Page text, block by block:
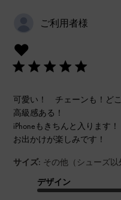
ご利用者様
❤️
可愛い！ チェーンも！ど
高級感ある！
iPhoneもきちんと入ります！
お出かけが楽しみです！
サイズ: その他（シューズ以
デザイン